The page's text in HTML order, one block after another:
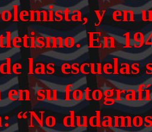
y en
En
las
su
“No